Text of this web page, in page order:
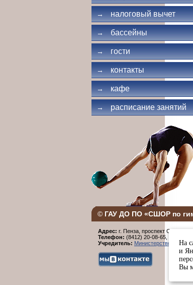
→ налоговый вычет
→ бассейны
→ гости
→ контакты
→ кафе
→ расписание занятий
© ГАУ ДО ПО «СШОР по
Адрес: г. Пенза, проспект
Телефон: (8412) 20-08-65,
Учредитель: Министерство
На
и
Вы